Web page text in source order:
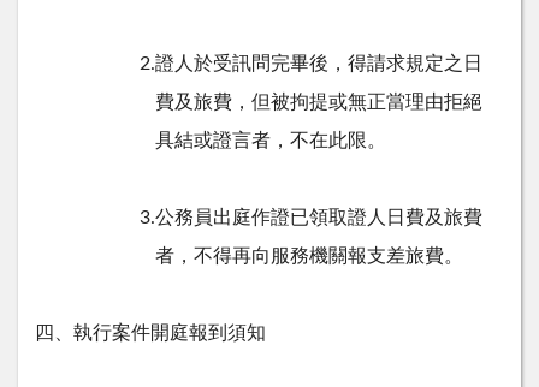
2.證人於受訊問完畢後，得請求規定之日
費及旅費，但被拘提或無正當理由拒絕
具結或證言者，不在此限。
3.公務員出庭作證已領取證人日費及旅費
者，不得再向服務機關報支差旅費。
四、執行案件開庭報到須知